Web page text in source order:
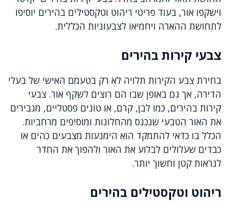
וישקפו אור, בעוד פריטי ריהוט וטקסטילים בהירים יוסיפו
לתחושת ההארה ויחמיאו לצבעוניות הכללית.
צבעי קירות בהירים
בחירת צבע הקירות תלויה לא רק בטעמם האישי של בעלי
הדירה, אך גם באופן שבו הם רוצים לשקף אור. צבעי
קירות בהירים, כמו לבן, קרם, או טונים פסטליים, מגבירים
את האור הטבעי שנכנס מהחלונות ומוסיפים מרחביות.
הכלל בו כדאי להתמקד הוא הימנעות מצבעים כהים או
כבדים שעלולים לבלוע את האור ולהפוך את החדר
לנראות קטן וחשוך יותר.
ריהוט וטקסטילים בהירים